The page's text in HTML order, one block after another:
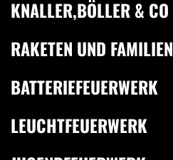
KNALLER,BÖLLER & CO
RAKETEN UND
BATTERIEFEUERWERK
LEUCHTFEUERWERK